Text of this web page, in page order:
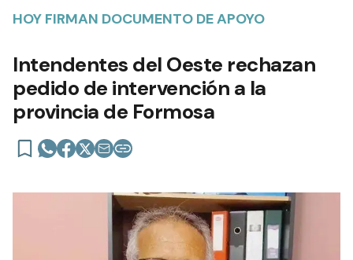
HOY FIRMAN DOCUMENTO DE APOYO
Intendentes del Oeste rechazan
pedido de intervención a la
provincia de Formosa